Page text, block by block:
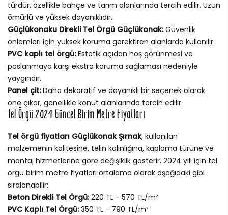
türdür, özellikle bahçe ve tarım alanlarında tercih edilir. Uzun
ömürlü ve yüksek dayanıklıdır.
Güçlükonaku Direkli Tel Örgü Güçlükonak:Güvenlik
önlemleri için yüksek koruma gerektiren alanlarda kullanılır.
PVC kaplı tel örgü:Estetik açıdan hoş görünmesi ve
paslanmaya karşı ekstra koruma sağlaması nedeniyle
yaygındır.
Panel çit:Daha dekoratif ve dayanıklı bir seçenek olarak
öne çıkar, genellikle konut alanlarında tercih edilir.
Tel Örgü 2024 Güncel Birim Metre Fiyatları
Tel örgü fiyatları Güçlükonak Şırnak, kullanılan
malzemenin kalitesine, telin kalınlığına, kaplama türüne ve
montaj hizmetlerine göre değişiklik gösterir. 2024 yılı için tel
örgü birim metre fiyatları ortalama olarak aşağıdaki gibi
sıralanabilir:
Beton Direkli Tel Örgü:220 TL - 570 TL/m²
PVC Kaplı Tel Örgü:350 TL - 790 TL/m²